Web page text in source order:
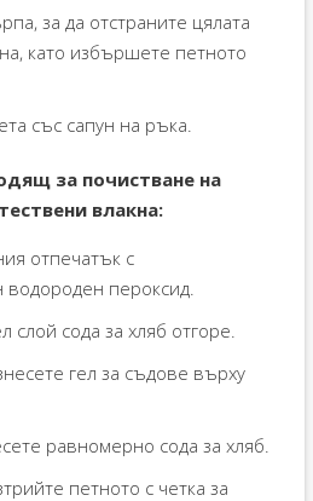
за да отстраните цялата
като избършете петното
със сапун на ръка.
за почистване на
влакна:
отпечатък с
пероксид.
слой сода за хляб отгоре.
гел за съдове върху
равномерно сода за хляб.
петното с четка за